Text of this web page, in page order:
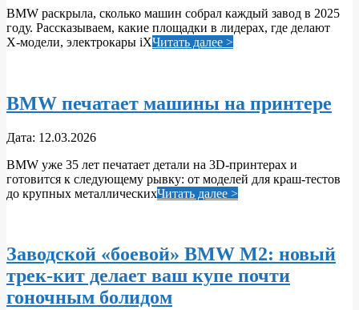
17
BMW раскрыла, сколько машин собрал каждый завод в 2025
году. Рассказываем, какие площадки в лидерах, где делают
X‑модели, электрокары iXЧитать далее >
BMW печатает машины на принтере
2026-
12
Дата: 12.03.2026
BMW уже 35 лет печатает детали на 3D‑принтерах и
готовится к следующему рывку: от моделей для краш-тестов
до крупных металлическихЧитать далее >
Заводской «боевой» BMW M2: новый
трек‑кит делает ваш купе почти
гоночным болидом